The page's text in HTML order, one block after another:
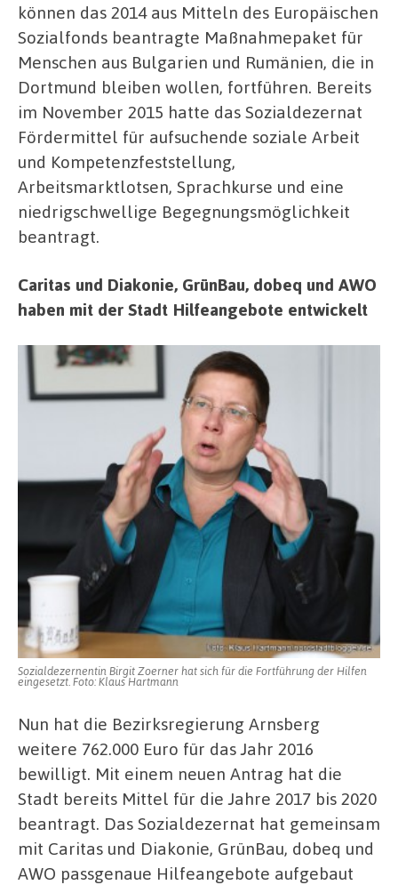
können das 2014 aus Mitteln des Europäischen
Sozialfonds beantragte Maßnahmepaket für
Menschen aus Bulgarien und Rumänien, die in
Dortmund bleiben wollen, fortführen. Bereits
im November 2015 hatte das Sozialdezernat
Fördermittel für aufsuchende soziale Arbeit
und Kompetenzfeststellung,
Arbeitsmarktlotsen, Sprachkurse und eine
niedrigschwellige Begegnungsmöglichkeit
beantragt.
Caritas und Diakonie, GrünBau, dobeq und AWO
haben mit der Stadt Hilfeangebote entwickelt
Sozialdezernentin Birgit Zoerner hat sich für die Fortführung der Hilfen
eingesetzt. Foto: Klaus Hartmann
Nun hat die Bezirksregierung Arnsberg
weitere 762.000 Euro für das Jahr 2016
bewilligt. Mit einem neuen Antrag hat die
Stadt bereits Mittel für die Jahre 2017 bis 2020
beantragt. Das Sozialdezernat hat gemeinsam
mit Caritas und Diakonie, GrünBau, dobeq und
AWO passgenaue Hilfeangebote aufgebaut